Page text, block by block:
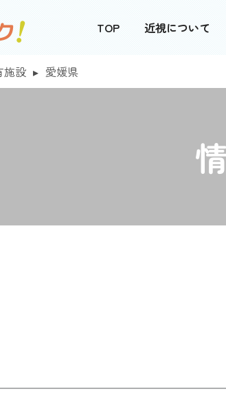
TOP 近視について
施設 ▸ 愛媛県